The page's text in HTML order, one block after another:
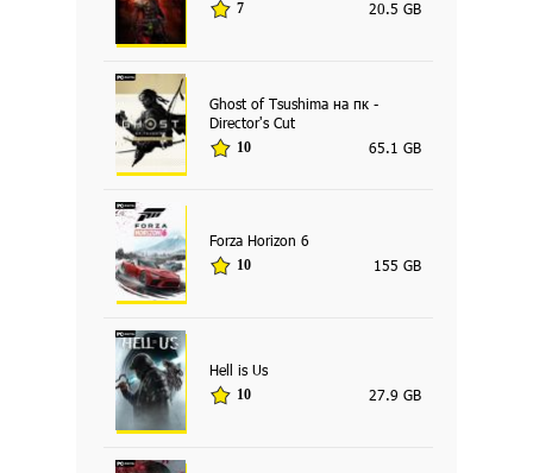
7 20.5 GB
Ghost of Tsushima на пк -
Director's Cut
10 65.1 GB
Forza Horizon 6
10 155 GB
Hell is Us
10 27.9 GB